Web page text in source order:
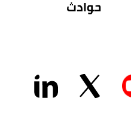
حوادث